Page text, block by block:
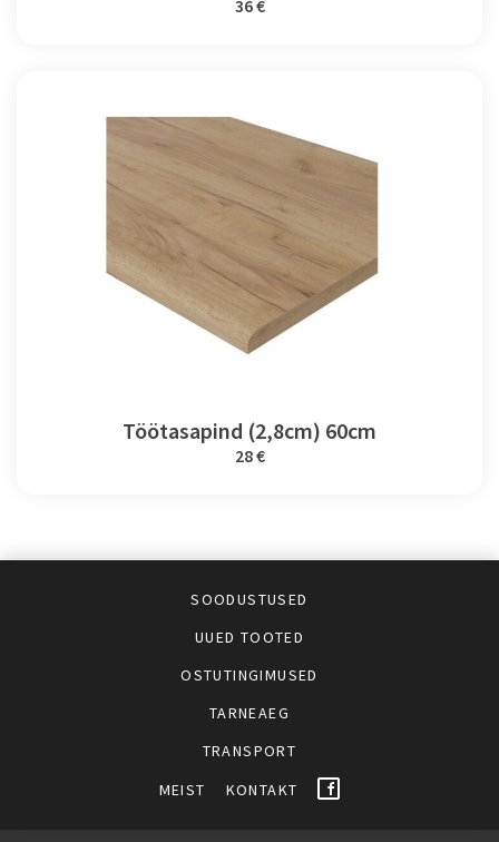
36 €
Töötasapind (2,8cm) 60cm
28 €
SOODUSTUSED
UUED TOOTED
OSTUTINGIMUSED
TARNEAEG
TRANSPORT
MEIST
KONTAKT